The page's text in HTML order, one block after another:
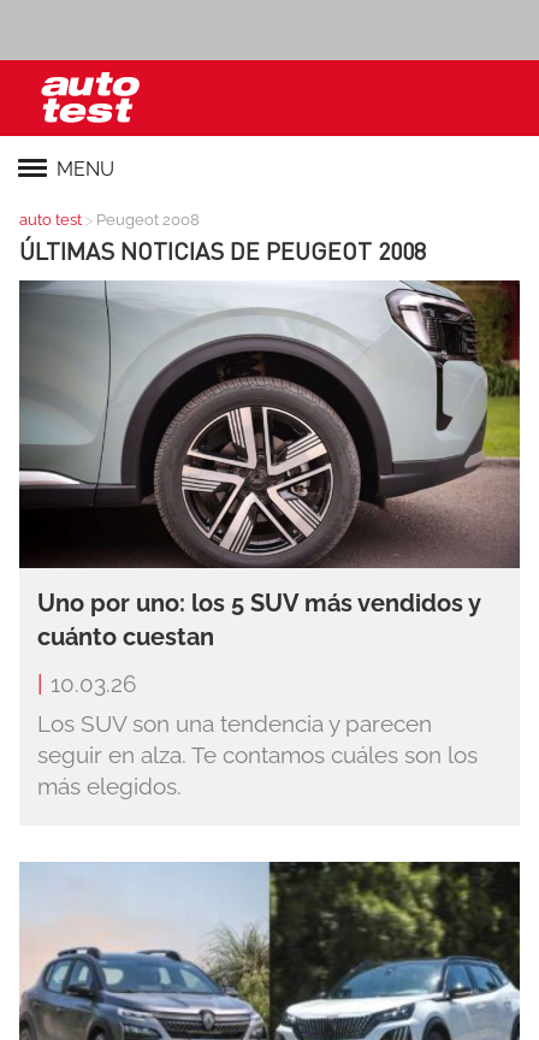
MENU
auto test > Peugeot 2008
ÚLTIMAS NOTICIAS DE PEUGEOT 2008
Uno por uno: los 5 SUV más vendidos y
cuánto cuestan
10.03.26
Los SUV son una tendencia y parecen
seguir en alza. Te contamos cuáles son los
más elegidos.